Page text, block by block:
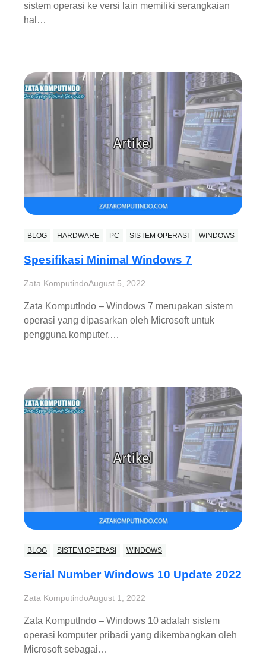
sistem operasi ke versi lain memiliki serangkaian
hal…
BLOG HARDWARE PC SISTEM OPERASI WINDOWS
Spesifikasi Minimal Windows 7
Zata KomputindoAugust 5, 2022
Zata KomputIndo – Windows 7 merupakan sistem
operasi yang dipasarkan oleh Microsoft untuk
pengguna komputer.…
BLOG SISTEM OPERASI WINDOWS
Serial Number Windows 10 Update 2022
Zata KomputindoAugust 1, 2022
Zata KomputIndo – Windows 10 adalah sistem
operasi komputer pribadi yang dikembangkan oleh
Microsoft sebagai…